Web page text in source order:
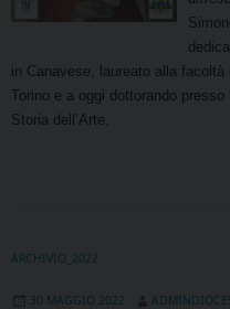
in Canavese, laureato alla facoltà
Torino e a oggi dottorando
Storia dell’Arte.
ARCHIVIO_2022
30 MAGGIO 2022